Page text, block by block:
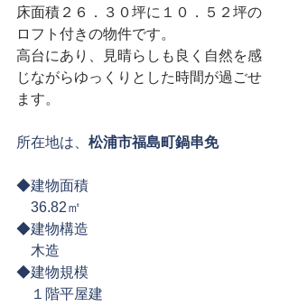
床面積２６．３０坪に１０．５２坪の
ロフト付きの物件です。
高台にあり、見晴らしも良く自然を感
じながらゆっくりとした時間が過ごせ
ます。
所在地は、 松浦市福島町鍋串免
◆建物面積
36.82㎡
◆建物構造
木造
◆建物規模
１階平屋建